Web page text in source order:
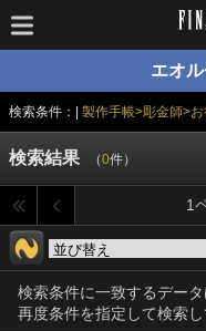
エオ
検索条件：| 製作手帳>彫金師>
検索結果 （0件）
1
検索条件に一致するデー
再度条件を指定して検索し